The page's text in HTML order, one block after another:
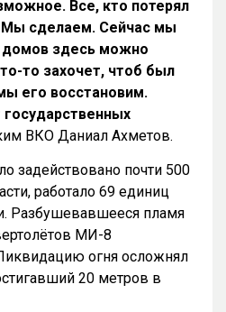
Все, кто потерял
Мы сделаем. Сейчас мы
домов здесь можно
то захочет, чтоб был
его восстановим.
государственных
ВКО Даниал Ахметов.
задействовано почти 500
работало 69 единиц
Разбушевавшееся пламя
МИ-8
огня осложнял
20 метров в